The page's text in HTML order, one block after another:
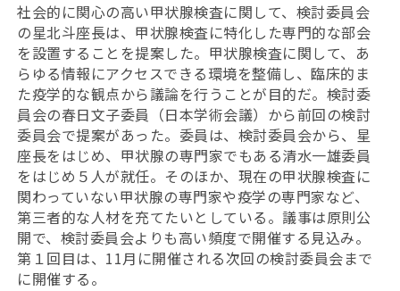
社会的に関心の高い甲状腺検査に関して、検討委員会
の星北斗座長は、甲状腺検査に特化した専門的な部会
を設置することを提案した。甲状腺検査に関して、あ
らゆる情報にアクセスできる環境を整備し、臨床的ま
た疫学的な観点から議論を行うことが目的だ。検討委
員会の春日文子委員（日本学術会議）から前回の検討
委員会で提案があった。委員は、検討委員会から、星
座長をはじめ、甲状腺の専門家でもある清水一雄委員
をはじめ５人が就任。そのほか、現在の甲状腺検査に
関わっていない甲状腺の専門家や疫学の専門家など、
第三者的な人材を充てたいとしている。議事は原則公
開で、検討委員会よりも高い頻度で開催する見込み。
第１回目は、11月に開催される次回の検討委員会まで
に開催する。